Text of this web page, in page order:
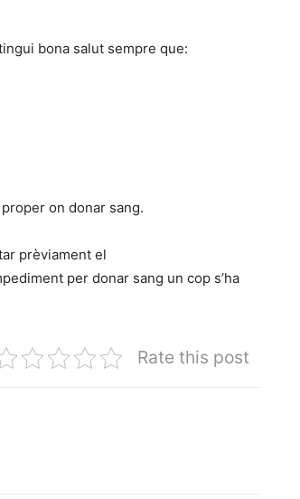
bona salut sempre que:
on donar sang.
prèviament el
per donar sang un cop s’ha
Rate this post